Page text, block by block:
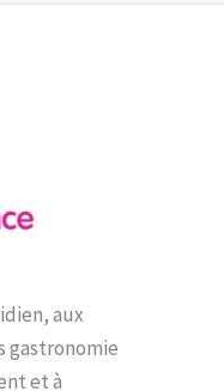
aux
gastronomie
et à